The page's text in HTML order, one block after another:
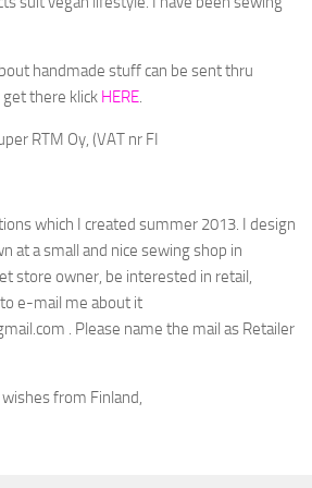
handmade stuff can be sent thru
get there klick HERE.
RTM Oy, (VAT nr FI
which I created summer 2013. I design
at a small and nice sewing shop in
store owner, be interested in retail,
e-mail me about it
. Please name the mail as Retailer
from Finland,